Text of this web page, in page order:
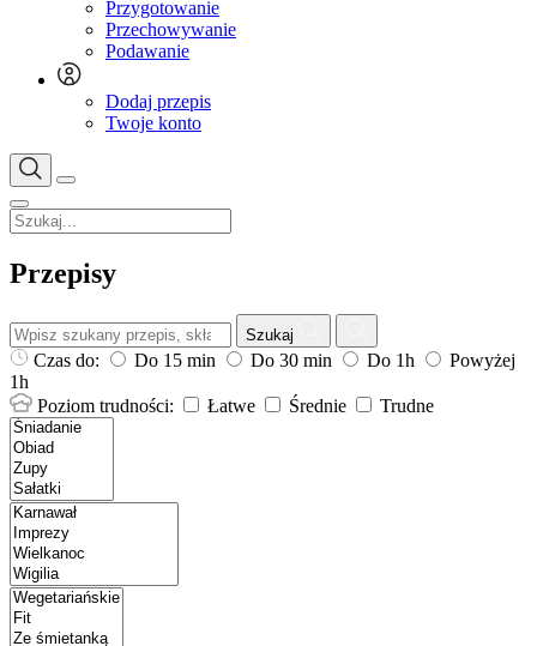
Przygotowanie
Przechowywanie
Podawanie
Dodaj przepis
Twoje konto
Przepisy
Szukaj
Czas do: Do 15 min Do 30 min Do 1h
Powyżej
1h
Poziom trudności:
Łatwe Średnie Trudne